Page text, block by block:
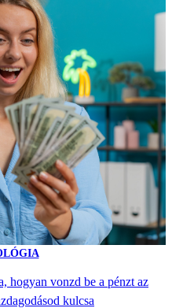
hogyan vonzd be a pénzt az
kulcsa